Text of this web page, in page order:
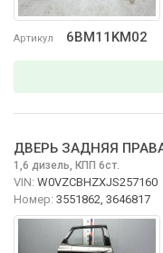
Артикул 6BM11KM02
ДВЕРЬ ЗАДНЯЯ
1,6 дизель, КПП 6ст.
VIN: W0VZCBHZXJS257160
Номер: 3551862, 3646817